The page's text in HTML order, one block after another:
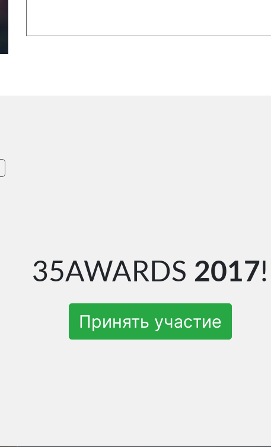
35AWARDS 2017!
Принять участие